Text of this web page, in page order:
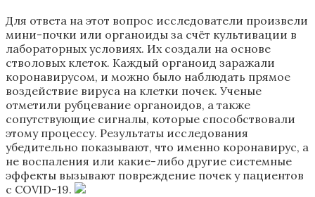
Для ответа на этот вопрос исследователи произвели
мини-почки или органоиды за счёт культивации в
лабораторных условиях. Их создали на основе
стволовых клеток. Каждый органоид заражали
коронавирусом, и можно было наблюдать прямое
воздействие вируса на клетки почек. Ученые
отметили рубцевание органоидов, а также
сопутствующие сигналы, которые способствовали
этому процессу. Результаты исследования
убедительно показывают, что именно коронавирус, а
не воспаления или какие-либо другие системные
эффекты вызывают повреждение почек у пациентов
с COVID-19.